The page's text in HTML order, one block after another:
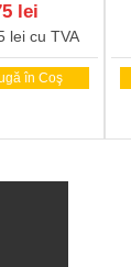
lei
lei cu TVA
în Coş